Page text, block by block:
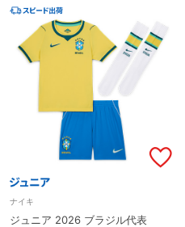
ナイキ
ジュニア 2026 ブラジル代表